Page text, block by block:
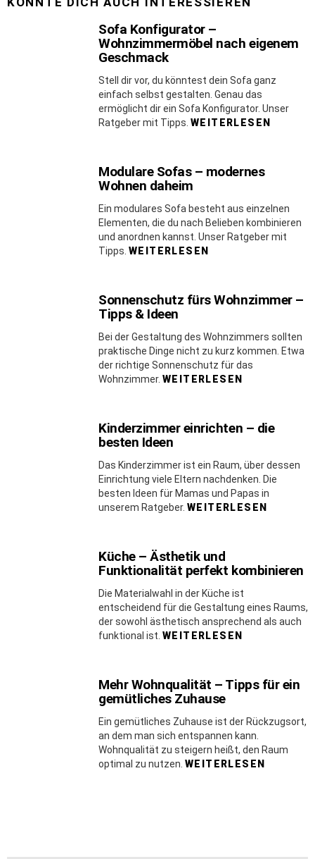
Sofa Konfigurator –
Wohnzimmermöbel nach eigenem
Geschmack
Stell dir vor, du könntest dein Sofa ganz
einfach selbst gestalten. Genau das
ermöglicht dir ein Sofa Konfigurator. Unser
Ratgeber mit Tipps. WEITERLESEN
Modulare Sofas – modernes
Wohnen daheim
Ein modulares Sofa besteht aus einzelnen
Elementen, die du nach Belieben kombinieren
und anordnen kannst. Unser Ratgeber mit
Tipps. WEITERLESEN
Sonnenschutz fürs Wohnzimmer –
Tipps & Ideen
Bei der Gestaltung des Wohnzimmers sollten
praktische Dinge nicht zu kurz kommen. Etwa
der richtige Sonnenschutz für das
Wohnzimmer. WEITERLESEN
Kinderzimmer einrichten – die
besten Ideen
Das Kinderzimmer ist ein Raum, über dessen
Einrichtung viele Eltern nachdenken. Die
besten Ideen für Mamas und Papas in
unserem Ratgeber. WEITERLESEN
Küche – Ästhetik und
Funktionalität perfekt kombinieren
Die Materialwahl in der Küche ist
entscheidend für die Gestaltung eines Raums,
der sowohl ästhetisch ansprechend als auch
funktional ist. WEITERLESEN
Mehr Wohnqualität – Tipps für ein
gemütliches Zuhause
Ein gemütliches Zuhause ist der Rückzugsort,
an dem man sich entspannen kann.
Wohnqualität zu steigern heißt, den Raum
optimal zu nutzen. WEITERLESEN